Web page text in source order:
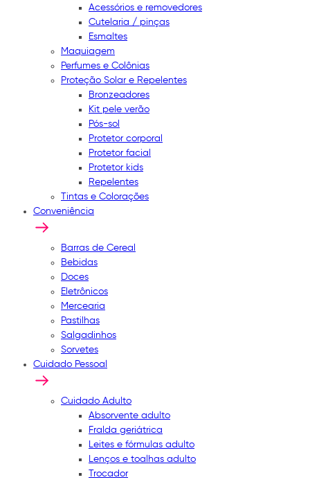
Acessórios e removedores
Cutelaria / pinças
Esmaltes
Maquiagem
Perfumes e Colônias
Proteção Solar e Repelentes
Bronzeadores
Kit pele verão
Pós-sol
Protetor corporal
Protetor facial
Protetor kids
Repelentes
Tintas e Colorações
Conveniência
Barras de Cereal
Bebidas
Doces
Eletrônicos
Mercearia
Pastilhas
Salgadinhos
Sorvetes
Cuidado Pessoal
Cuidado Adulto
Absorvente adulto
Fralda geriátrica
Leites e fórmulas adulto
Lenços e toalhas adulto
Trocador